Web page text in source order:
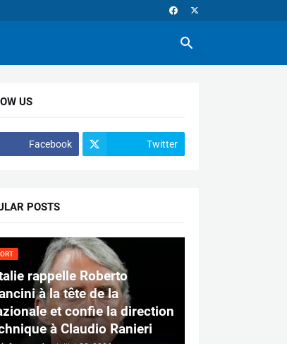
US
Facebook Twitter
POSTS
rappelle Roberto
à la tête de la
et confie la direction
à Claudio Ranieri